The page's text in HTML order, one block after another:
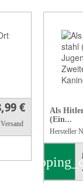
€
Als
(Ein...
Hersteller